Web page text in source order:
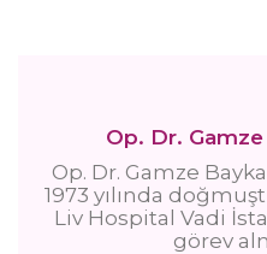
Op. Dr.
Op. Dr. Gamze
1973 yılında
Liv Hospital Vadi
görev